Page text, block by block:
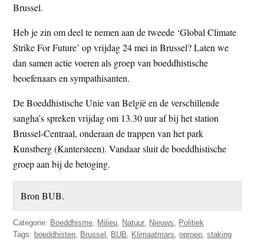
Brussel.
Heb je zin om deel te nemen aan de tweede ‘Global Climate
Strike For Future’ op vrijdag 24 mei in Brussel? Laten we
dan samen actie voeren als groep van boeddhistische
beoefenaars en sympathisanten.
De Boeddhistische Unie van België en de verschillende
sangha’s spreken vrijdag om 13.30 uur af bij het station
Brussel-Centraal, onderaan de trappen van het park
Kunstberg (Kantersteen). Vandaar sluit de boeddhistische
groep aan bij de betoging.
Bron BUB.
Categorie: Boeddhisme, Milieu, Natuur, Nieuws, Politiek
Tags: boeddhisten, Brussel , BUB, Klimaatmars,oproep,staking